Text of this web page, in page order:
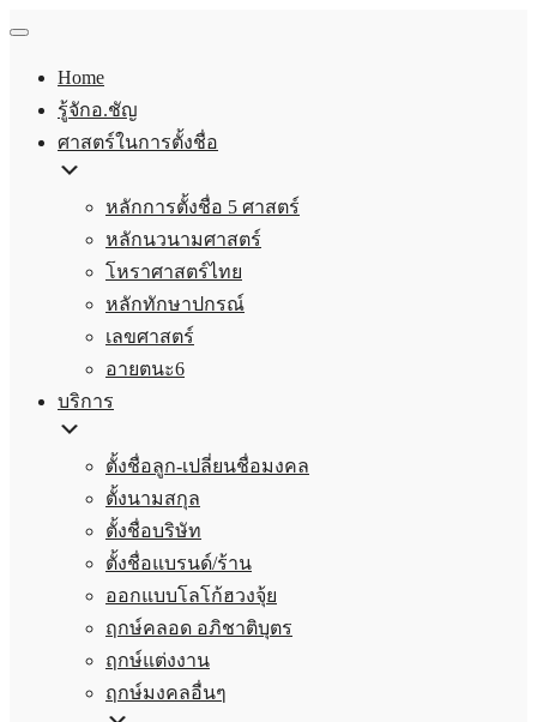
Home
รู้จักอ.ชัญ
ศาสตร์ในการตั้งชื่อ
หลักการตั้งชื่อ 5 ศาสตร์
หลักนวนามศาสตร์
โหราศาสตร์ไทย
หลักทักษาปกรณ์
เลขศาสตร์
อายตนะ6
บริการ
ตั้งชื่อลูก-เปลี่ยนชื่อมงคล
ตั้งนามสกุล
ตั้งชื่อบริษัท
ตั้งชื่อแบรนด์/ร้าน
ออกแบบโลโก้ฮวงจุ้ย
ฤกษ์คลอด อภิชาติบุตร
ฤกษ์แต่งงาน
ฤกษ์มงคลอื่นๆ